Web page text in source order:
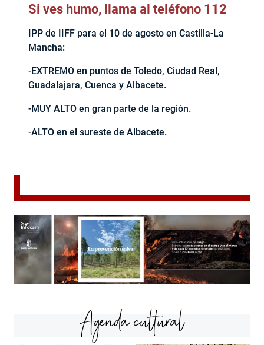
Si ves humo, llama al teléfono 112
IPP de IIFF para el 10 de agosto en Castilla-La
Mancha:
-EXTREMO en puntos de Toledo, Ciudad Real,
Guadalajara, Cuenca y Albacete.
-MUY ALTO en gran parte de la región.
-ALTO en el sureste de Albacete.
Agenda cultural